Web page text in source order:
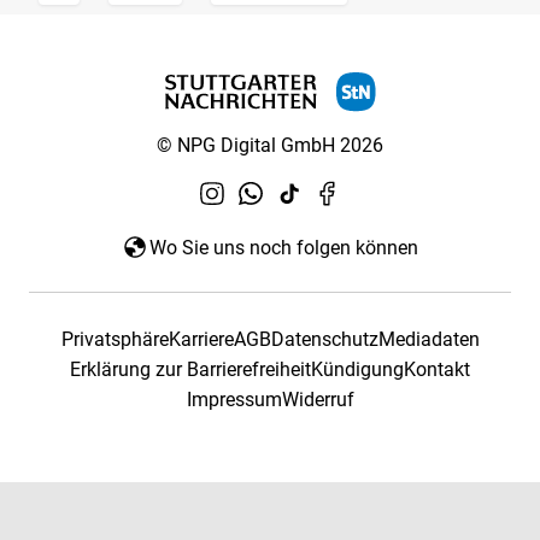
© NPG Digital GmbH 2026
Wo Sie uns noch folgen können
PrivatsphäreKarriereAGBDatenschutzMediadaten
Erklärung zur BarrierefreiheitKündigungKontakt
ImpressumWiderruf